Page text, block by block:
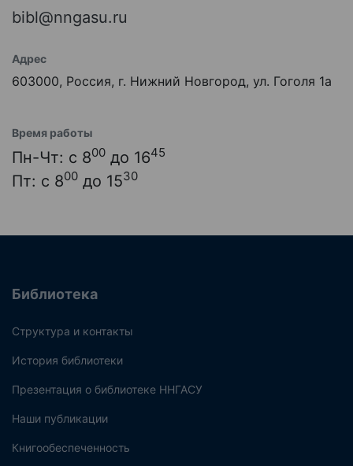
bibl@nngasu.ru
Адрес
603000, Россия, г. Нижний Новгород, ул. Гоголя 1а
Время работы
Пн-Чт: с 800 до 1645
Пт: с 800 до 1530
Библиотека
Структура и контакты
История библиотеки
Презентация о библиотеке ННГАСУ
Наши публикации
Книгообеспеченность